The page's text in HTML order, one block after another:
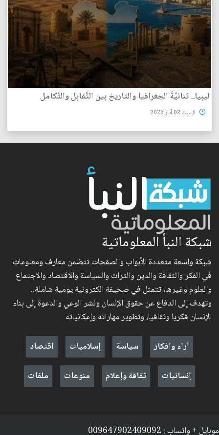
ليبيا.. ثنائيَّةُ الجغرافيا والتاريخ بين التَّقابل والتَّكامل
السبت 02 آيار 2026
شبكة النبأ المعلوماتية
شبكة واسعة متعددة الأبواب والصفحات تتضمن معارف ومعلومات
في الفكر والثقافة والدين والتراث والسياسة والاقتصاد والاجتماع
والعلوم وغيرها، تتمثل في صحيفة الكترونية يومية شاملة..
وتهدف إلى الدفاع عن حقوق الإنسان ونشر الوعي والدعوة إلى بناء
الإنسان فكريا وثقافيا، وتطوير مهاراته وإمكانياته
آراء وافكار
سياسة إسلاميات
اقتصاد
إنسانيات
ثقافة وإعلام منوعات ملفات
موبايل + واتساب : 009647902409092